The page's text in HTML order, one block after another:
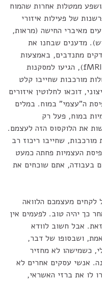
ממטלות אחרות שהמוח
של פעילות איזורי
מאיברי החישה (מראות,
מדענים שבחנו את
מתנדבים, באמצעות
דימות תיפקודי מוח בתהודה מגנטית (fMRI), הגיעו למסקנות
מורכבות שחייבו קלט
דוכאו לחלוטין איזורים
ה"עצמי" במוח. במלים
במוח, פעל רק
את הלוקסוס הזה לעצמם.
שחייבו ריכוז רב
העצמיות פחתה כמעט
בעבודה, אתם שוכחים את
לקחים מעצמכם הלוואה
כך יהיה טוב. לפעמים אין
אבל חשוב לוודא
ושבסופו של דבר,
כשמישהו לא מחזיר
אנשי עסקים אחרים לא
לו את ברזי האשראי,